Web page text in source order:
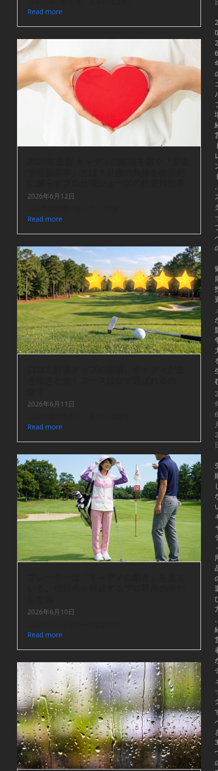
Read more
2026年6月12日
Read more
2026年6月11日
Read more
2026年6月10日
Read more
2
0
2
6
6
3